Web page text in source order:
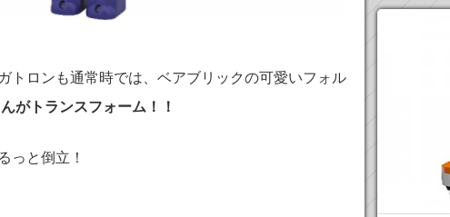
トロンも通常時では、ベアブリックの可愛いフォル
がトランスフォーム！！
っと倒立！